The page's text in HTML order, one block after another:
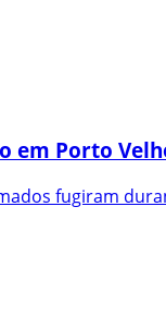
em Porto
fugiram